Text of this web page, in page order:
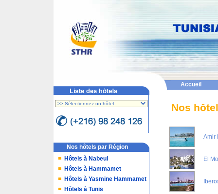
Accueil
Nos hôtels par Région
Hôtels à Nabeul
Hôtels à Hammamet
Hôtels à Yasmine Hammamet
Hôtels à Tunis
Nos
Amir
El